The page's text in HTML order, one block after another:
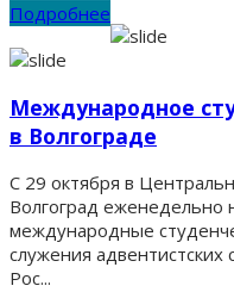
Подробнее
Международное
в Волгограде
С 29 октября в
Волгоград
международные
служения адвентистских
Рос...